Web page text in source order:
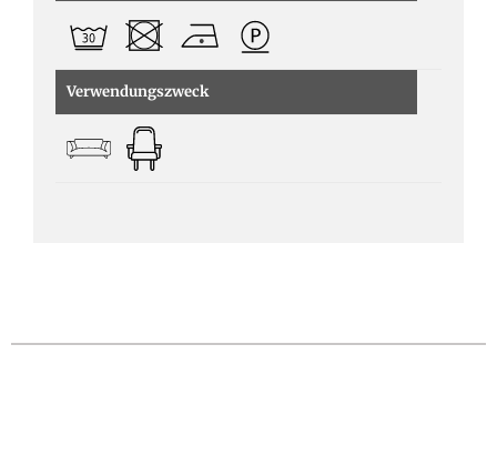
Verwendungszweck